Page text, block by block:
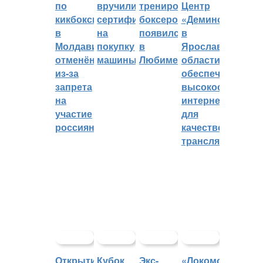
по
кикбоксингу
в
Молдавии
отменён
из-за
запрета
на
участие
россиян
вручили
сертификат
на
покупку
машины
тренировок
боксеров
появился
в
Любиме
Центр
«Демино»
в
Ярославской
области
обеспечивают
интернетом
для
качественных
трансляций